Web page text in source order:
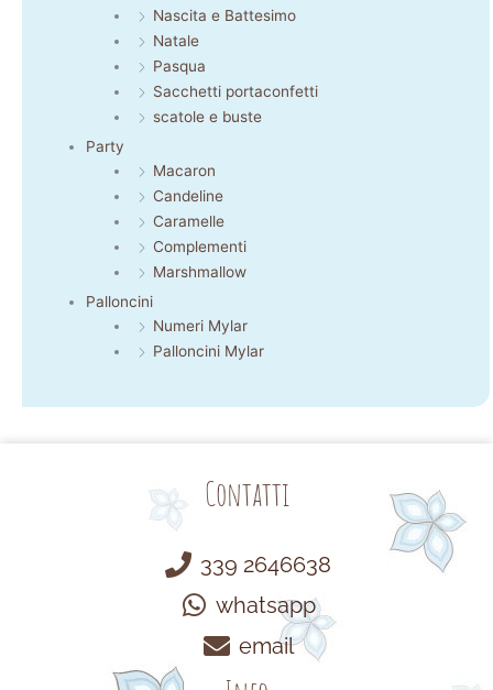
Nascita e Battesimo
Natale
Pasqua
Sacchetti portaconfetti
scatole e buste
Party
Macaron
Candeline
Caramelle
Complementi
Marshmallow
Palloncini
Numeri Mylar
Palloncini Mylar
Contatti
339 2646638
whatsapp
email